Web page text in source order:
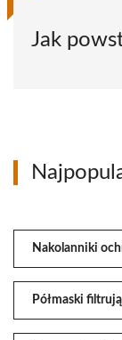
Jak
Nakolanniki
Półmaski